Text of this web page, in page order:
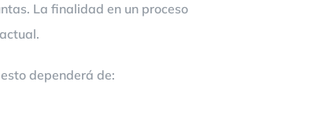
La finalidad en un proceso
dependerá de: